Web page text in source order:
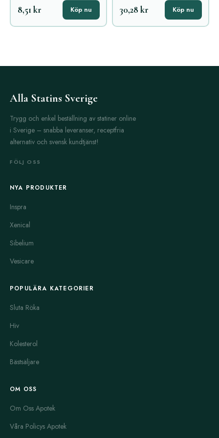
8,51 kr Köp nu 30,28 kr Köp nu
Alla Statins Sverige
Trygg och enkel beställning av statiner online
i Sverige – snabba leveranser, receptfria
alternativ och svensk kundtjänst!
FÖLJ OSS
NYA PRODUKTER
Inspra
Xenical
Sibelium
Vesicare
POPULÄRA KATEGORIER
Sluta Röka
Hiv
Kolesterol
Bästsäljare
OM OSS
Om Oss Apotek
Våra Policys Apotek